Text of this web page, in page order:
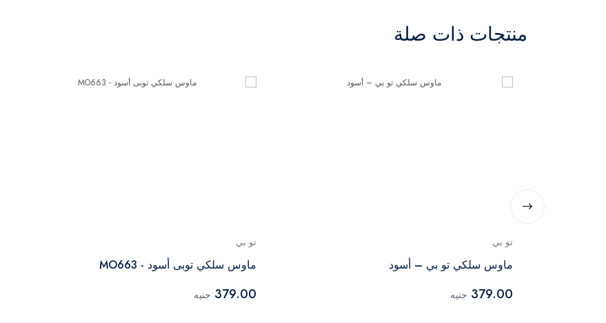
منتجات ذات صلة
تو بي
ماوس سلكي تو بي – أسود
379.00 جنيه
تو بي
ماوس سلكي توبى أسود - MO663
379.00 جنيه